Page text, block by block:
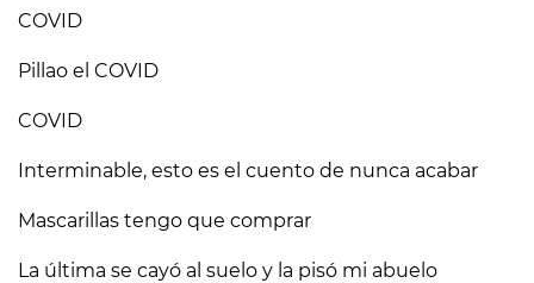
COVID
Pillao el COVID
COVID
Interminable, esto es el cuento de nunca acabar
Mascarillas tengo que comprar
La última se cayó al suelo y la pisó mi abuelo